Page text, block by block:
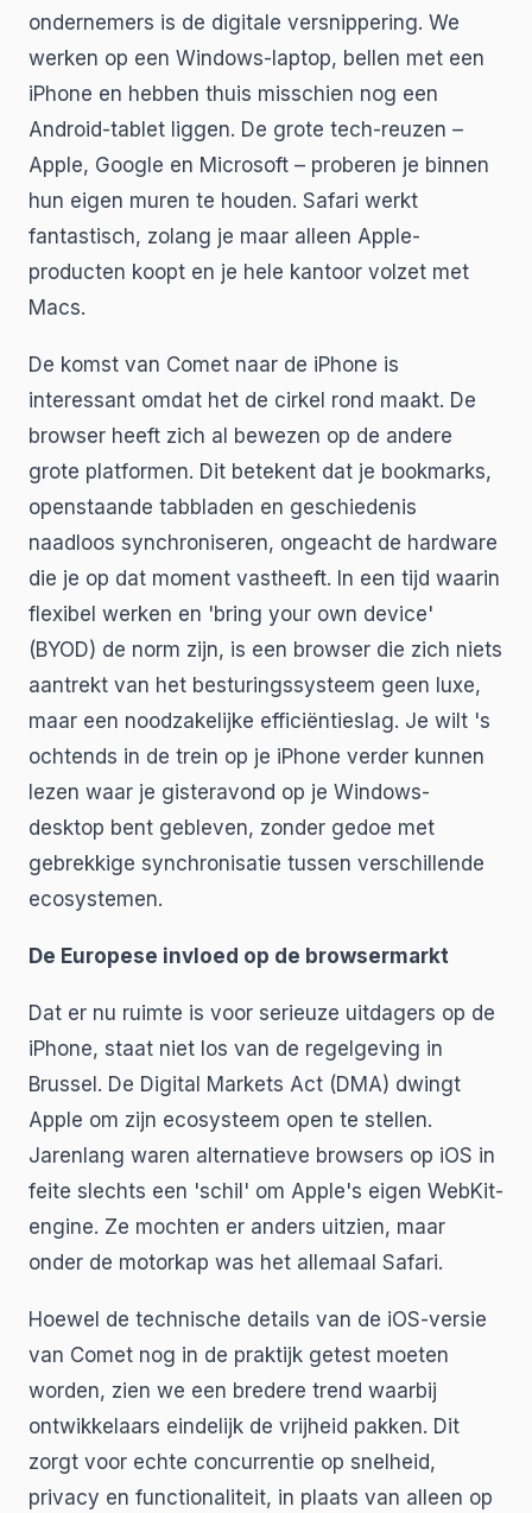
ondernemers is de digitale versnippering. We
werken op een Windows-laptop, bellen met een
iPhone en hebben thuis misschien nog een
Android-tablet liggen. De grote tech-reuzen –
Apple, Google en Microsoft – proberen je binnen
hun eigen muren te houden. Safari werkt
fantastisch, zolang je maar alleen Apple-
producten koopt en je hele kantoor volzet met
Macs.
De komst van Comet naar de iPhone is
interessant omdat het de cirkel rond maakt. De
browser heeft zich al bewezen op de andere
grote platformen. Dit betekent dat je bookmarks,
openstaande tabbladen en geschiedenis
naadloos synchroniseren, ongeacht de hardware
die je op dat moment vastheeft. In een tijd waarin
flexibel werken en 'bring your own device'
(BYOD) de norm zijn, is een browser die zich niets
aantrekt van het besturingssysteem geen luxe,
maar een noodzakelijke efficiëntieslag. Je wilt 's
ochtends in de trein op je iPhone verder kunnen
lezen waar je gisteravond op je Windows-
desktop bent gebleven, zonder gedoe met
gebrekkige synchronisatie tussen verschillende
ecosystemen.
De Europese invloed op de browsermarkt
Dat er nu ruimte is voor serieuze uitdagers op de
iPhone, staat niet los van de regelgeving in
Brussel. De Digital Markets Act (DMA) dwingt
Apple om zijn ecosysteem open te stellen.
Jarenlang waren alternatieve browsers op iOS in
feite slechts een 'schil' om Apple's eigen WebKit-
engine. Ze mochten er anders uitzien, maar
onder de motorkap was het allemaal Safari.
Hoewel de technische details van de iOS-versie
van Comet nog in de praktijk getest moeten
worden, zien we een bredere trend waarbij
ontwikkelaars eindelijk de vrijheid pakken. Dit
zorgt voor echte concurrentie op snelheid,
privacy en functionaliteit, in plaats van alleen op